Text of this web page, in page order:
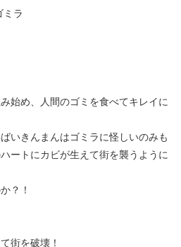
ラ
始め、人間のゴミを食べてキレイに
いきんまんはゴミラに怪しいのみも
ートにカビが生えて街を襲うように
？！
街を破壊！